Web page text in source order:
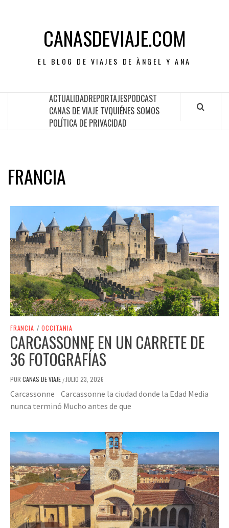
CANASDEVIAJE.COM
EL BLOG DE VIAJES DE ÀNGEL Y ANA
ACTUALIDADREPORTAJESPODCAST
CANAS DE VIAJE TVQUIÉNES SOMOS
POLÍTICA DE PRIVACIDAD
FRANCIA
FRANCIA / OCCITANIA
CARCASSONNE EN UN CARRETE DE
36 FOTOGRAFÍAS
POR CANAS DE VIAJE /JULIO 23, 2026
Carcassonne Carcassonne la ciudad donde la Edad Media
nunca terminó Mucho antes de que